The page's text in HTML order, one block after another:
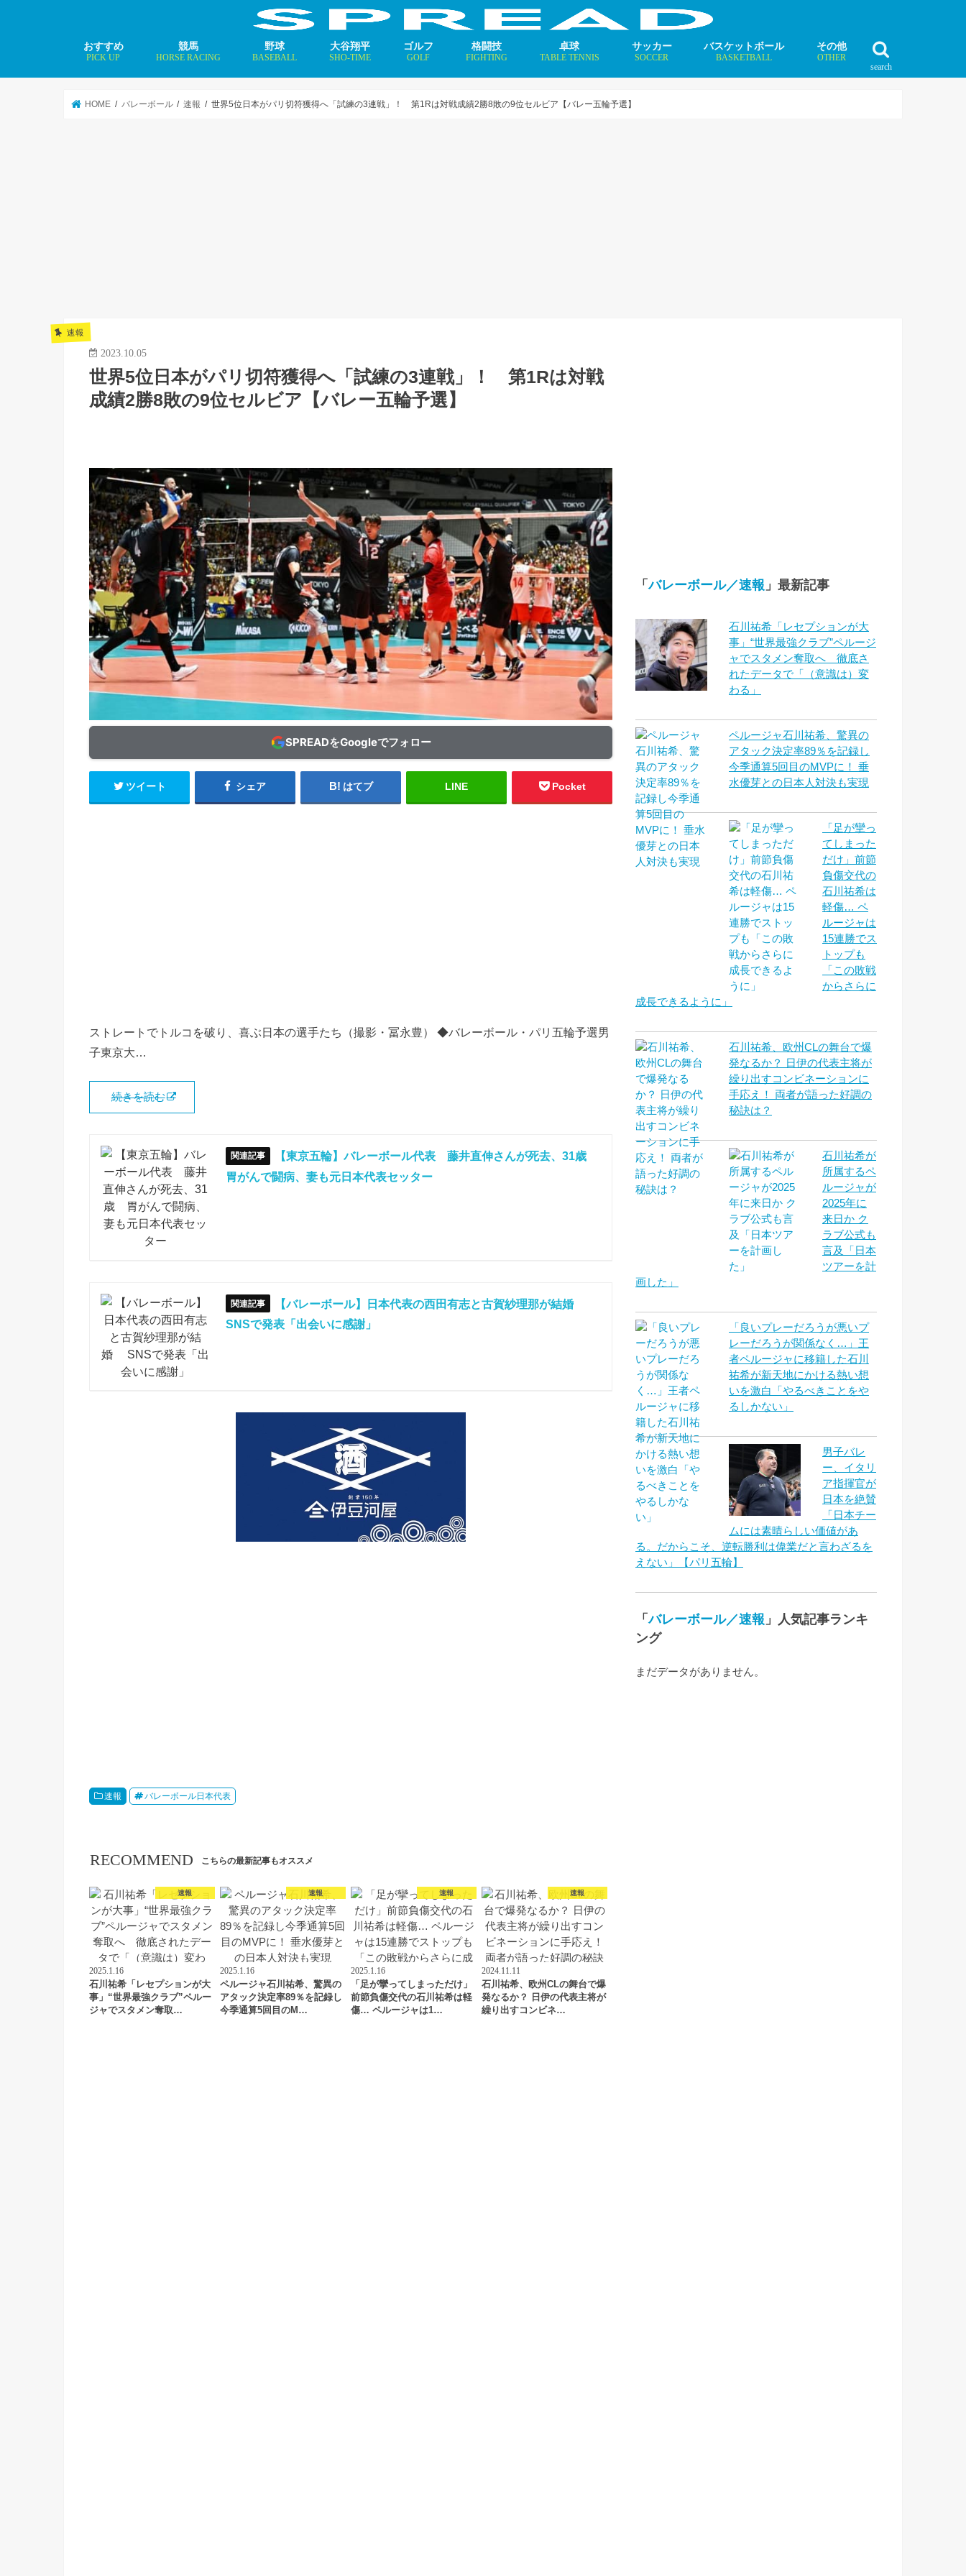
search
おすすめ
PICK UP
競馬
HORSE RACING
野球
BASEBALL
大谷翔平
SHO-TIME
ゴルフ
GOLF
格闘技
FIGHTING
卓球
TABLE TENNIS
サッカー
SOCCER
バスケットボール
BASKETBALL
その他
OTHER
HOME バレーボール 速報 世界5位日本がパリ切符獲得へ「試練の3連戦」！ 第1Rは対戦成績2勝8敗の9位セルビア【バレー五輪予選】
速報
2023.10.05
世界5位日本がパリ切符獲得へ「試練の3連戦」！ 第1Rは対戦
成績2勝8敗の9位セルビア【バレー五輪予選】
SPREADをGoogleでフォロー
ツイート シェア はてブ LINE Pocket
ストレートでトルコを破り、喜ぶ日本の選手たち（撮影・冨永豊） ◆バレーボール・パリ五輪予選男
子東京大…
続きを読む
【東京五輪】バレーボール代表 藤井直伸さんが死去、31歳
胃がんで闘病、妻も元日本代表セッター
【バレーボール】日本代表の西田有志と古賀紗理那が結婚
SNSで発表「出会いに感謝」
速報 バレーボール日本代表
RECOMMEND こちらの最新記事もオススメ
速報
2025.1.16
石川祐希「レセプションが大
事」“世界最強クラブ”ペルー
ジャでスタメン奪取…
速報
2025.1.16
ペルージャ石川祐希、驚異の
アタック決定率89％を記録し
今季通算5回目のM…
速報
2025.1.16
「足が攣ってしまっただけ」
前節負傷交代の石川祐希は軽
傷… ペルージャは1…
速報
2024.11.11
石川祐希、欧州CLの舞台で爆
発なるか？ 日伊の代表主将が
繰り出すコンビネ…
「バレーボール／速報 」最新記事
石川祐希「レセプションが大
事」“世界最強クラブ”ペルージ
ャでスタメン奪取へ 徹底さ
れたデータで「（意識は）変
わる」
ペルージャ石川祐希、驚異の
アタック決定率89％を記録し
今季通算5回目のMVPに！ 垂
水優芽との日本人対決も実現
「足が攣っ
てしまった
だけ」前節
負傷交代の
石川祐希は
軽傷… ペ
ルージャは
15連勝でス
トップも
「この敗戦
からさらに
成長できるように」
石川祐希、欧州CLの舞台で爆
発なるか？ 日伊の代表主将が
繰り出すコンビネーションに
手応え！ 両者が語った好調の
秘訣は？
石川祐希が
所属するペ
ルージャが
2025年に
来日か ク
ラブ公式も
言及「日本
ツアーを計
画した」
「良いプレーだろうが悪いプ
レーだろうが関係なく…」王
者ペルージャに移籍した石川
祐希が新天地にかける熱い想
いを激白「やるべきことをや
るしかない」
男子バレ
ー、イタリ
ア指揮官が
日本を絶賛
「日本チー
ムには素晴らしい価値があ
る。だからこそ、逆転勝利は偉業だと言わざるを
えない」【パリ五輪】
「バレーボール／速報 」人気記事ランキ
ング
まだデータがありません。